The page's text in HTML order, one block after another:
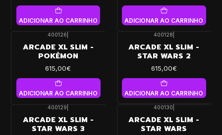
ADICIONAR AO CARRINHO ADICIONAR AO CARRINHO
400126
ARCADE XL SLIM -
POKÉMON
615,00€
ADICIONAR AO CARRINHO
400128
ARCADE XL SLIM -
STAR WARS 2
615,00€
ADICIONAR AO CARRINHO
400129
ARCADE XL SLIM -
STAR WARS 3
400130
ARCADE XL SLIM -
STAR WARS